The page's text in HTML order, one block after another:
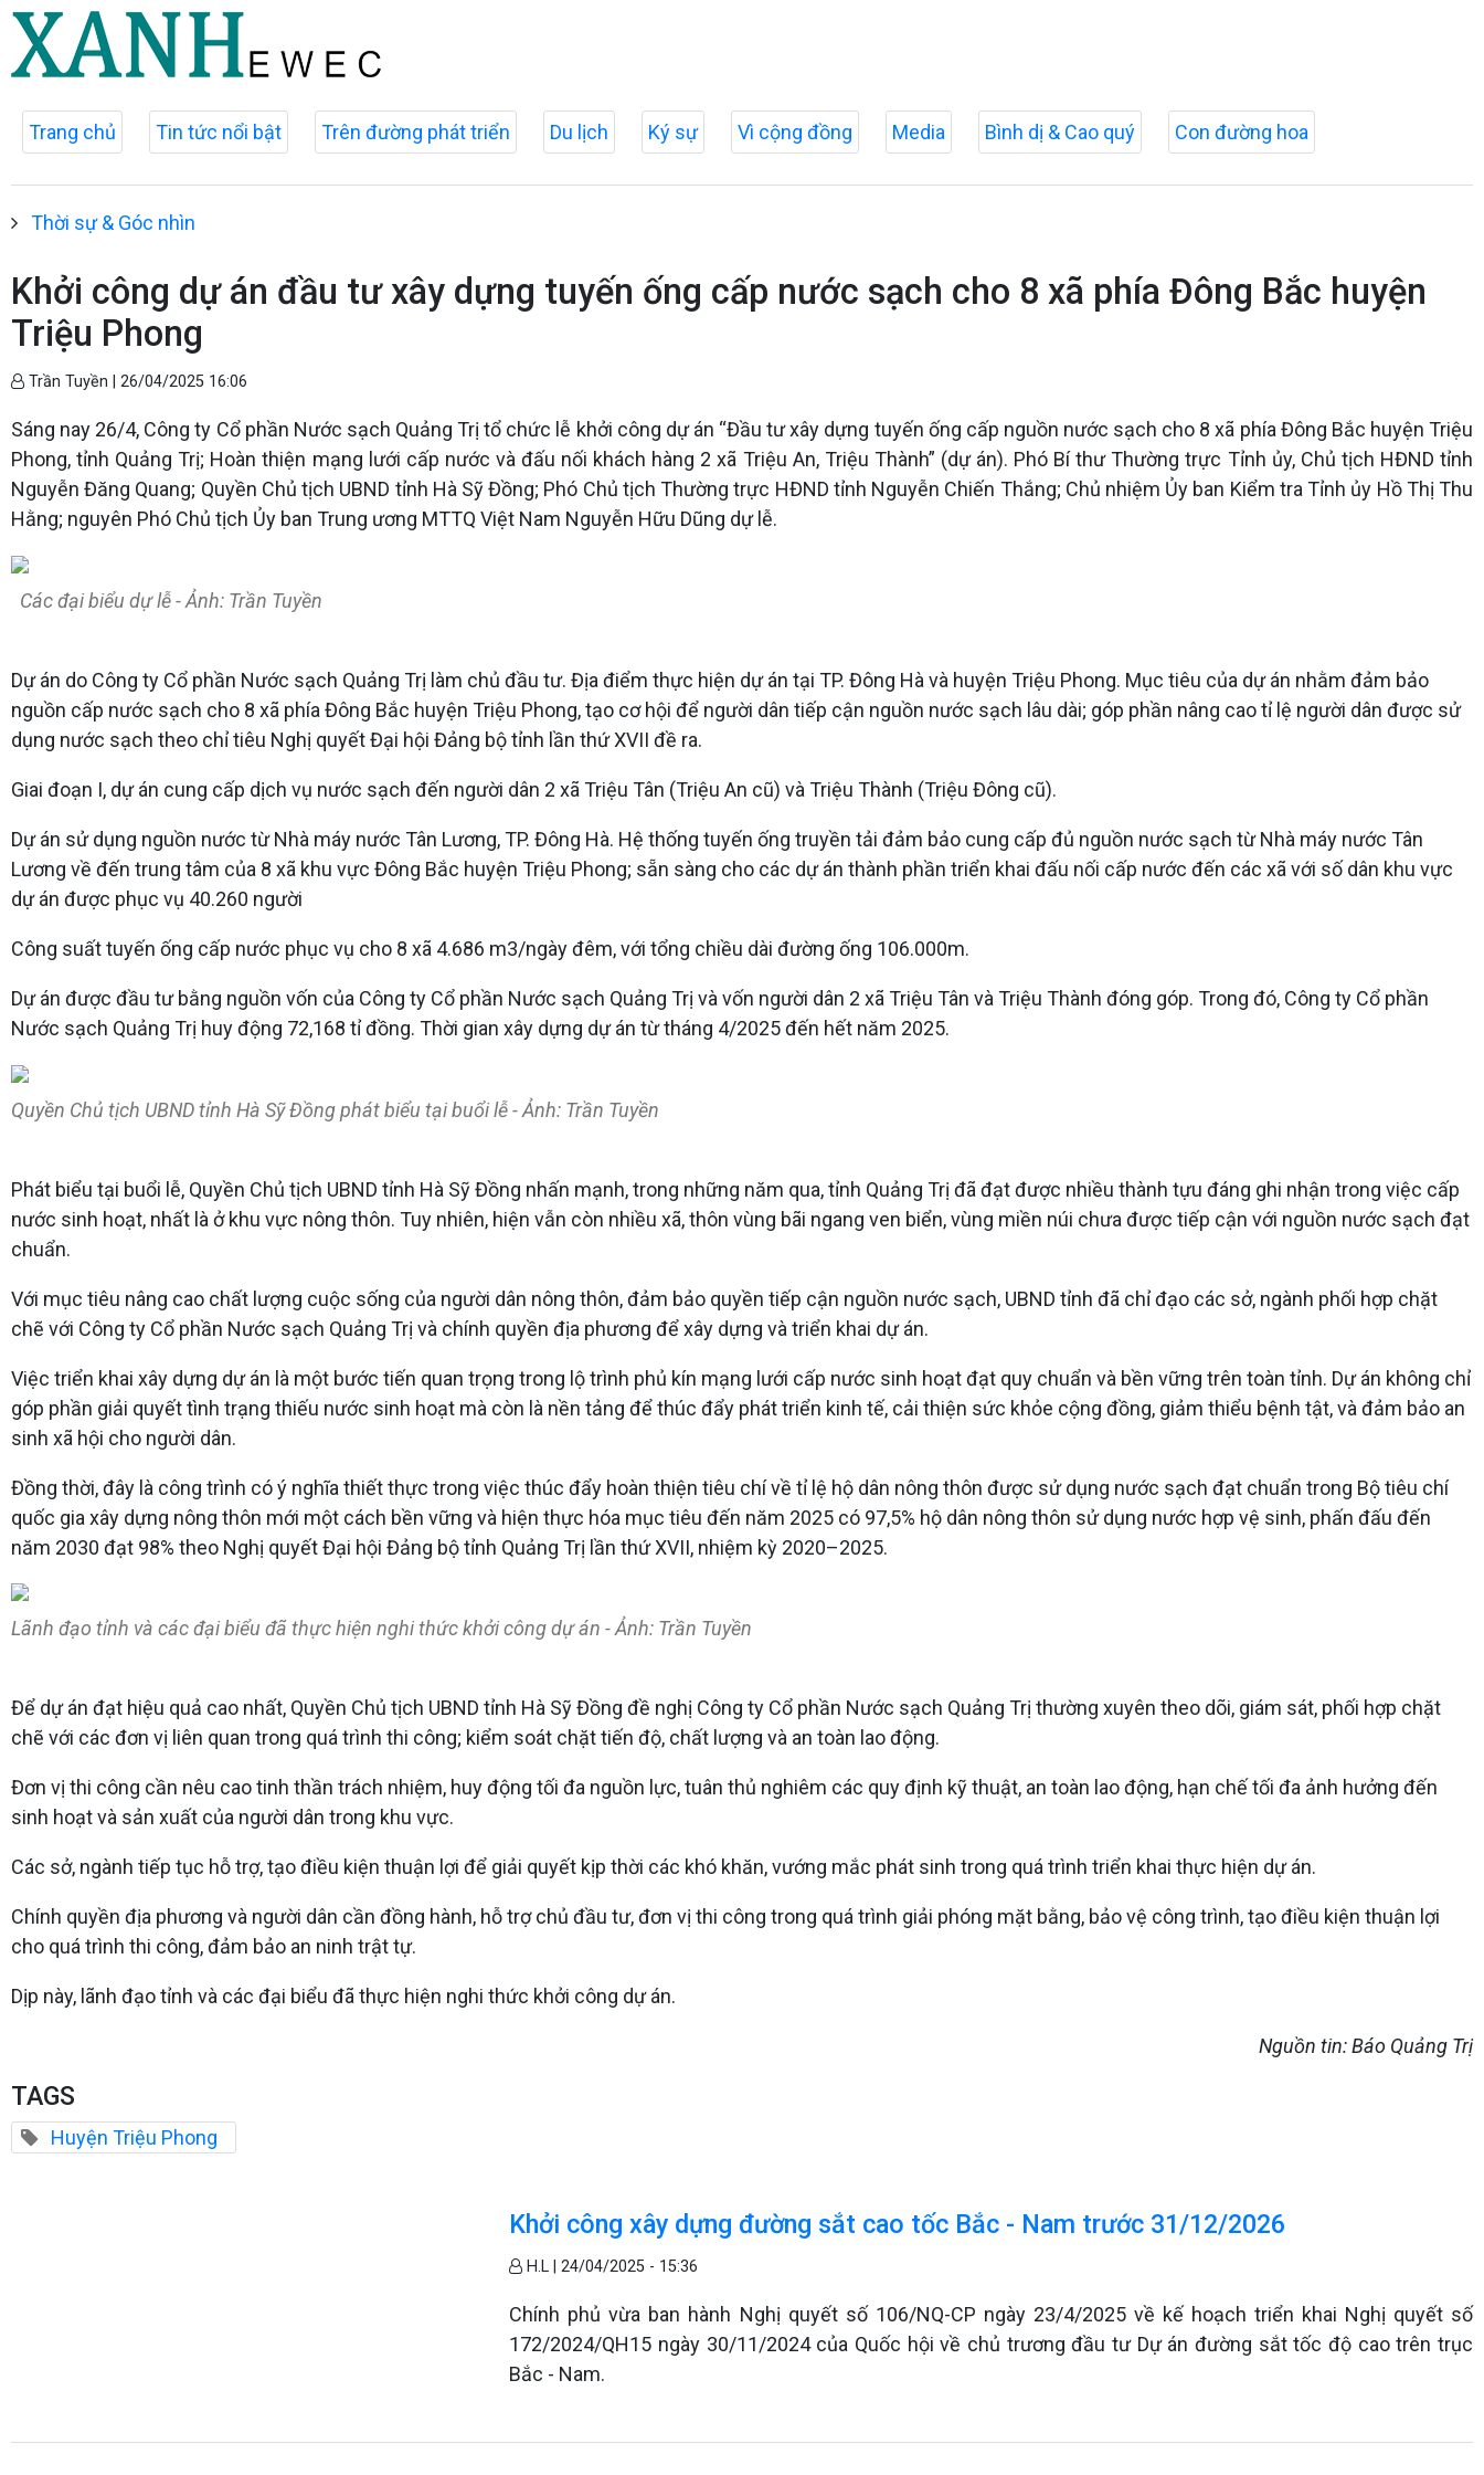
Trang chủ Tin tức nổi bật Trên đường phát triển Du lịch Ký sự Vì cộng đồng Media Bình dị & Cao quý Con đường hoa
Thời sự & Góc nhìn
Khởi công dự án đầu tư xây dựng tuyến ống cấp nước sạch cho 8 xã phía Đông Bắc huyện
Triệu Phong
Trần Tuyền | 26/04/2025 16:06
Sáng nay 26/4, Công ty Cổ phần Nước sạch Quảng Trị tổ chức lễ khởi công dự án “Đầu tư xây dựng tuyến ống cấp nguồn nước sạch cho 8 xã phía Đông Bắc huyện Triệu
Phong, tỉnh Quảng Trị; Hoàn thiện mạng lưới cấp nước và đấu nối khách hàng 2 xã Triệu An, Triệu Thành” (dự án). Phó Bí thư Thường trực Tỉnh ủy, Chủ tịch HĐND tỉnh
Nguyễn Đăng Quang; Quyền Chủ tịch UBND tỉnh Hà Sỹ Đồng; Phó Chủ tịch Thường trực HĐND tỉnh Nguyễn Chiến Thắng; Chủ nhiệm Ủy ban Kiểm tra Tỉnh ủy Hồ Thị Thu
Hằng; nguyên Phó Chủ tịch Ủy ban Trung ương MTTQ Việt Nam Nguyễn Hữu Dũng dự lễ.
Các đại biểu dự lễ - Ảnh: Trần Tuyền
Dự án do Công ty Cổ phần Nước sạch Quảng Trị làm chủ đầu tư. Địa điểm thực hiện dự án tại TP. Đông Hà và huyện Triệu Phong. Mục tiêu của dự án nhằm đảm bảo
nguồn cấp nước sạch cho 8 xã phía Đông Bắc huyện Triệu Phong, tạo cơ hội để người dân tiếp cận nguồn nước sạch lâu dài; góp phần nâng cao tỉ lệ người dân được sử
dụng nước sạch theo chỉ tiêu Nghị quyết Đại hội Đảng bộ tỉnh lần thứ XVII đề ra.
Giai đoạn I, dự án cung cấp dịch vụ nước sạch đến người dân 2 xã Triệu Tân (Triệu An cũ) và Triệu Thành (Triệu Đông cũ).
Dự án sử dụng nguồn nước từ Nhà máy nước Tân Lương, TP. Đông Hà. Hệ thống tuyến ống truyền tải đảm bảo cung cấp đủ nguồn nước sạch từ Nhà máy nước Tân
Lương về đến trung tâm của 8 xã khu vực Đông Bắc huyện Triệu Phong; sẵn sàng cho các dự án thành phần triển khai đấu nối cấp nước đến các xã với số dân khu vực
dự án được phục vụ 40.260 người
Công suất tuyến ống cấp nước phục vụ cho 8 xã 4.686 m3/ngày đêm, với tổng chiều dài đường ống 106.000m.
Dự án được đầu tư bằng nguồn vốn của Công ty Cổ phần Nước sạch Quảng Trị và vốn người dân 2 xã Triệu Tân và Triệu Thành đóng góp. Trong đó, Công ty Cổ phần
Nước sạch Quảng Trị huy động 72,168 tỉ đồng. Thời gian xây dựng dự án từ tháng 4/2025 đến hết năm 2025.
Quyền Chủ tịch UBND tỉnh Hà Sỹ Đồng phát biểu tại buổi lễ - Ảnh: Trần Tuyền
Phát biểu tại buổi lễ, Quyền Chủ tịch UBND tỉnh Hà Sỹ Đồng nhấn mạnh, trong những năm qua, tỉnh Quảng Trị đã đạt được nhiều thành tựu đáng ghi nhận trong việc cấp
nước sinh hoạt, nhất là ở khu vực nông thôn. Tuy nhiên, hiện vẫn còn nhiều xã, thôn vùng bãi ngang ven biển, vùng miền núi chưa được tiếp cận với nguồn nước sạch đạt
chuẩn.
Với mục tiêu nâng cao chất lượng cuộc sống của người dân nông thôn, đảm bảo quyền tiếp cận nguồn nước sạch, UBND tỉnh đã chỉ đạo các sở, ngành phối hợp chặt
chẽ với Công ty Cổ phần Nước sạch Quảng Trị và chính quyền địa phương để xây dựng và triển khai dự án.
Việc triển khai xây dựng dự án là một bước tiến quan trọng trong lộ trình phủ kín mạng lưới cấp nước sinh hoạt đạt quy chuẩn và bền vững trên toàn tỉnh. Dự án không chỉ
góp phần giải quyết tình trạng thiếu nước sinh hoạt mà còn là nền tảng để thúc đẩy phát triển kinh tế, cải thiện sức khỏe cộng đồng, giảm thiểu bệnh tật, và đảm bảo an
sinh xã hội cho người dân.
Đồng thời, đây là công trình có ý nghĩa thiết thực trong việc thúc đẩy hoàn thiện tiêu chí về tỉ lệ hộ dân nông thôn được sử dụng nước sạch đạt chuẩn trong Bộ tiêu chí
quốc gia xây dựng nông thôn mới một cách bền vững và hiện thực hóa mục tiêu đến năm 2025 có 97,5% hộ dân nông thôn sử dụng nước hợp vệ sinh, phấn đấu đến
năm 2030 đạt 98% theo Nghị quyết Đại hội Đảng bộ tỉnh Quảng Trị lần thứ XVII, nhiệm kỳ 2020–2025.
Lãnh đạo tỉnh và các đại biểu đã thực hiện nghi thức khởi công dự án - Ảnh: Trần Tuyền
Để dự án đạt hiệu quả cao nhất, Quyền Chủ tịch UBND tỉnh Hà Sỹ Đồng đề nghị Công ty Cổ phần Nước sạch Quảng Trị thường xuyên theo dõi, giám sát, phối hợp chặt
chẽ với các đơn vị liên quan trong quá trình thi công; kiểm soát chặt tiến độ, chất lượng và an toàn lao động.
Đơn vị thi công cần nêu cao tinh thần trách nhiệm, huy động tối đa nguồn lực, tuân thủ nghiêm các quy định kỹ thuật, an toàn lao động, hạn chế tối đa ảnh hưởng đến
sinh hoạt và sản xuất của người dân trong khu vực.
Các sở, ngành tiếp tục hỗ trợ, tạo điều kiện thuận lợi để giải quyết kịp thời các khó khăn, vướng mắc phát sinh trong quá trình triển khai thực hiện dự án.
Chính quyền địa phương và người dân cần đồng hành, hỗ trợ chủ đầu tư, đơn vị thi công trong quá trình giải phóng mặt bằng, bảo vệ công trình, tạo điều kiện thuận lợi
cho quá trình thi công, đảm bảo an ninh trật tự.
Dịp này, lãnh đạo tỉnh và các đại biểu đã thực hiện nghi thức khởi công dự án.
Nguồn tin: Báo Quảng Trị
TAGS
Huyện Triệu Phong
Khởi công xây dựng đường sắt cao tốc Bắc - Nam trước 31/12/2026
H.L |24/04/2025 - 15:36
Chính phủ vừa ban hành Nghị quyết số 106/NQ-CP ngày 23/4/2025 về kế hoạch triển khai Nghị quyết số
172/2024/QH15 ngày 30/11/2024 của Quốc hội về chủ trương đầu tư Dự án đường sắt tốc độ cao trên trục
Bắc - Nam.